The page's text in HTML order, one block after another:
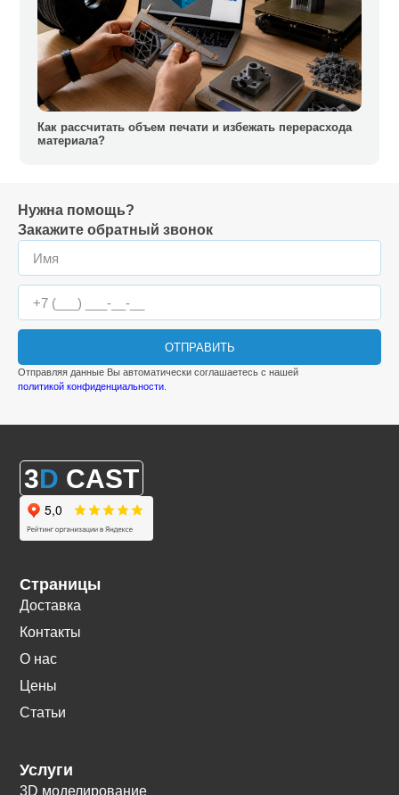
Как рассчитать объем печати и избежать перерасхода
материала?
Нужна помощь?
Закажите обратный звонок
ОТПРАВИТЬ
Отправляя данные Вы автоматически соглашаетесь с нашей
политикой конфиденциальности.
3D CAST
Страницы
Доставка
Контакты
О нас
Цены
Статьи
Услуги
3D моделирование